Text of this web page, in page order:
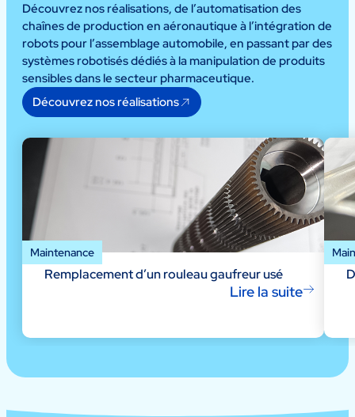
Découvrez nos réalisations, de l’automatisation des
chaînes de production en aéronautique à l’intégration de
robots pour l’assemblage automobile, en passant par des
systèmes robotisés dédiés à la manipulation de produits
sensibles dans le secteur pharmaceutique.
Découvrez nos réalisations
Maintenance
Remplacement d’un rouleau gaufreur usé
Lire la suite